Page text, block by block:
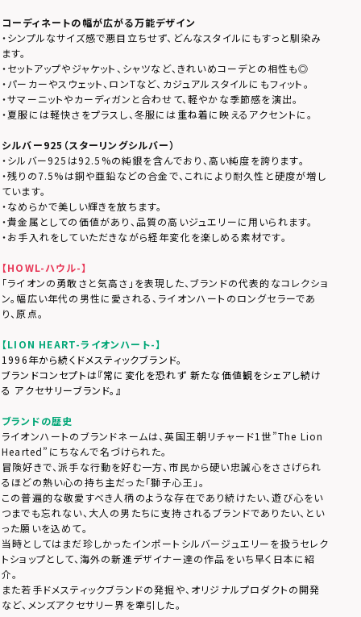
コーディネートの幅が広がる万能デザイン
・シンプルなサイズ感で悪目立ちせず、どんなスタイルにもすっと馴染み
ます。
・セットアップやジャケット、シャツなど、きれいめコーデとの相性も◎
・パーカーやスウェット、ロンTなど、カジュアルスタイルにもフィット。
・サマーニットやカーディガンと合わせて、軽やかな季節感を演出。
・夏服には軽快さをプラスし、冬服には重ね着に映えるアクセントに。
シルバー925（スターリングシルバー）
・シルバー925は92.5%の純銀を含んでおり、高い純度を誇ります。
・残りの7.5%は銅や亜鉛などの合金で、これにより耐久性と硬度が増し
ています。
・なめらかで美しい輝きを放ちます。
・貴金属としての価値があり、品質の高いジュエリーに用いられます。
・お手入れをしていただきながら経年変化を楽しめる素材です。
【HOWL-ハウル-】
「ライオンの勇敢さと気高さ」を表現した、ブランドの代表的なコレクショ
ン。幅広い年代の男性に愛される、ライオンハートのロングセラーであ
り、原点。
【LION HEART-ライオンハート-】
1996年から続くドメスティックブランド。
ブランドコンセプトは『常に変化を恐れず 新たな価値観をシェアし続け
る アクセサリーブランド。』
ブランドの歴史
ライオンハートのブランドネームは、英国王朝リチャード1世”The Lion
Hearted”にちなんで名づけられた。
冒険好きで、派手な行動を好む一方、市民から硬い忠誠心をささげられ
るほどの熱い心の持ち主だった「獅子心王」。
この普遍的な敬愛すべき人柄のような存在であり続けたい、遊び心をい
つまでも忘れない、大人の男たちに支持されるブランドでありたい、とい
った願いを込めて。
当時としてはまだ珍しかったインポートシルバージュエリーを扱うセレク
トショップとして、海外の新進デザイナー達の作品をいち早く日本に紹
介。
また若手ドメスティックブランドの発掘や、オリジナルプロダクトの開発
など、メンズアクセサリー界を牽引した。